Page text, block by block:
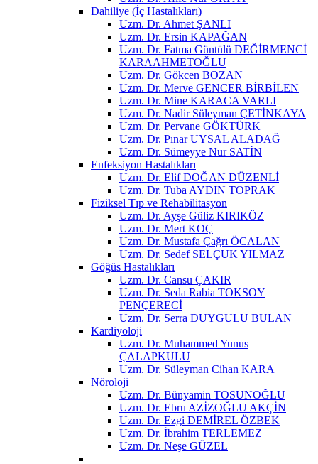
Dahiliye (İç Hastalıkları)
Uzm. Dr. Ahmet ŞANLI
Uzm. Dr. Ersin KAPAĞAN
Uzm. Dr. Fatma Güntülü DEĞİRMENCİ
KARAAHMETOĞLU
Uzm. Dr. Gökcen BOZAN
Uzm. Dr. Merve GENCER BİRBİLEN
Uzm. Dr. Mine KARACA VARLI
Uzm. Dr. Nadir Süleyman ÇETİNKAYA
Uzm. Dr. Pervane GÖKTÜRK
Uzm. Dr. Pınar UYSAL ALADAĞ
Uzm. Dr. Sümeyye Nur SATİN
Enfeksiyon Hastalıkları
Uzm. Dr. Elif DOĞAN DÜZENLİ
Uzm. Dr. Tuba AYDIN TOPRAK
Fiziksel Tıp ve Rehabilitasyon
Uzm. Dr. Ayşe Güliz KIRIKÖZ
Uzm. Dr. Mert KOÇ
Uzm. Dr. Mustafa Çağrı ÖCALAN
Uzm. Dr. Sedef SELÇUK YILMAZ
Göğüs Hastalıkları
Uzm. Dr. Cansu ÇAKIR
Uzm. Dr. Seda Rabia TOKSOY
PENÇERECİ
Uzm. Dr. Serra DUYGULU BULAN
Kardiyoloji
Uzm. Dr. Muhammed Yunus
ÇALAPKULU
Uzm. Dr. Süleyman Cihan KARA
Nöroloji
Uzm. Dr. Bünyamin TOSUNOĞLU
Uzm. Dr. Ebru AZİZOĞLU AKÇİN
Uzm. Dr. Ezgi DEMİREL ÖZBEK
Uzm. Dr. İbrahim TERLEMEZ
Uzm. Dr. Neşe GÜZEL